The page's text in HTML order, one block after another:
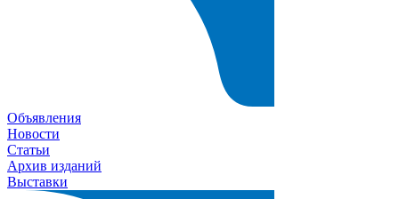
Объявления
Новости
Статьи
Архив изданий
Выставки